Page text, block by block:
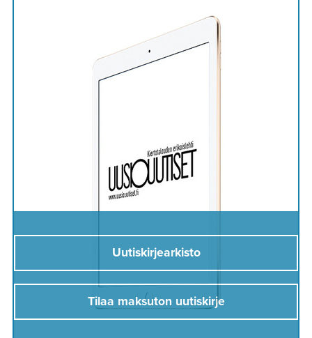
Uutiskirjearkisto
Tilaa maksuton uutiskirje